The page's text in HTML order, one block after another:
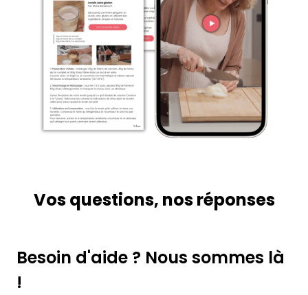
Vos questions, nos réponses
Besoin d'aide ? Nous sommes là
!